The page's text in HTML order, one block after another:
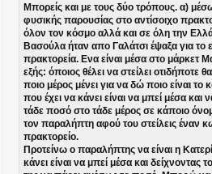
Μπορείς και με τους δύο τρόπους. α)
φυσικής παρουσίας στο αντίσοιχο
όλον τον κόσμο αλλά και σε όλη την
Βασούλα ήταν απο Γαλάτσι έψαξα για το
πρακτορεία. Ενα είναι μέσα στο μάρκετ
εξής: όποιος θέλει να στείλει οτιδήποτε
ποιο μέρος μένει για να δώ ποιο είναι το
που έχει να κάνει είναι να μπεί μέσα και
τάδε ποσό στο τάδε μέρος σε κάποιο
τον παραλήπτη αφού του στείλεις έναν
πρακτορείο.
Προτείνω ο παραλήπτης να είναι η
κάνει είναι να μπεί μέσα και δείχνοντας